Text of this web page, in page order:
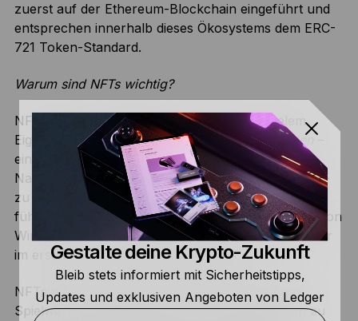
zuerst auf der Ethereum-Blockchain eingeführt und
entsprechen innerhalb dieses Ökosystems dem ERC-
721 Token-Standard.
Warum sind NFTs wichtig?
NFTs sind der ultimative Ausdruck von digitalem
Eigentum. Sie ermöglichen es,jede Art von Daten–
einschließlich Kunst, Musik, Spiele, Tweets,
Nachrichtenartikel und Rechte an realen Objekten –
zu tokenisieren und damit digital zu besitzen. Dies
führte zu einer völlig neuen und aufregenden Art von
Wirtschaft (das Internet des Eigentums, über das wir
im ersten Artikel gesprochen haben).
NFTs werden bereits genutzt, um digitale Mode,
Spielwerte, digitale Grundstücke und Immobilien zu
Gestalte deine Krypto-Zukunft
Bleib stets informiert mit Sicherheitstipps,
Updates und exklusiven Angeboten von Ledger